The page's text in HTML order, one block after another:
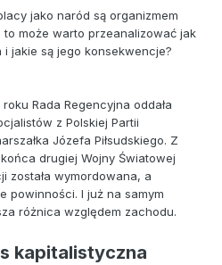
jako naród są organizmem
to może warto przeanalizować jak
i jakie są jego konsekwencje?
Rada Regencyjna oddała
z Polskiej Partii
Józefa Piłsudskiego. Z
drugiej Wojny Światowej
została wymordowana, a
powinności. I już na samym
różnica względem zachodu.
kapitalistyczna